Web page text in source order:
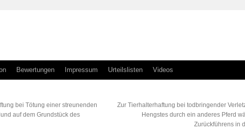
Bewertungen Impressum Urteilslisten Videos
bei Tötung einer streunenden
auf dem Grundstück des
Zur Tierhalterhaftung bei todbringender
Hengstes durch ein anderes Pferd
Zurückführens in